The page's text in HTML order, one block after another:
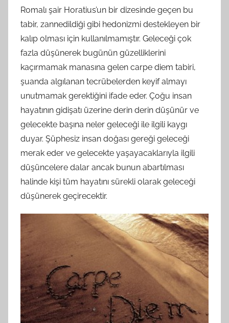
Romalı şair Horatius’un bir dizesinde geçen bu
tabir, zannedildiği gibi hedonizmi destekleyen bir
kalıp olması için kullanılmamıştır. Geleceği çok
fazla düşünerek bugünün güzelliklerini
kaçırmamak manasına gelen carpe diem tabiri,
şuanda algılanan tecrübelerden keyif almayı
unutmamak gerektiğini ifade eder. Çoğu insan
hayatının gidişatı üzerine derin derin düşünür ve
gelecekte başına neler geleceği ile ilgili kaygı
duyar. Şüphesiz insan doğası gereği geleceği
merak eder ve gelecekte yaşayacaklarıyla ilgili
düşüncelere dalar ancak bunun abartılması
halinde kişi tüm hayatını sürekli olarak geleceği
düşünerek geçirecektir.